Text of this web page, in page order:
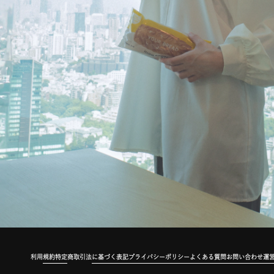
利用規約特定商取引法に基づく表記プライバシーポリシーよくある質問お問い合わせ運